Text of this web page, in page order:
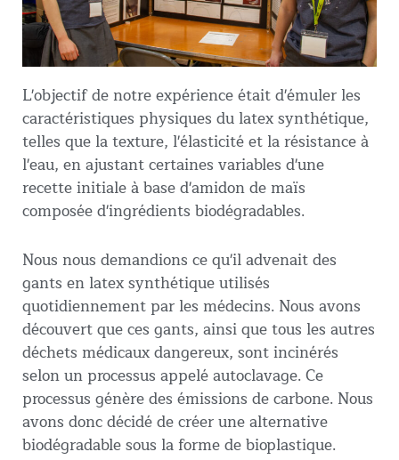
L'objectif de notre expérience était d'émuler les
caractéristiques physiques du latex synthétique,
telles que la texture, l'élasticité et la résistance à
l'eau, en ajustant certaines variables d'une
recette initiale à base d'amidon de maïs
composée d'ingrédients biodégradables.
Nous nous demandions ce qu'il advenait des
gants en latex synthétique utilisés
quotidiennement par les médecins. Nous avons
découvert que ces gants, ainsi que tous les autres
déchets médicaux dangereux, sont incinérés
selon un processus appelé autoclavage. Ce
processus génère des émissions de carbone. Nous
avons donc décidé de créer une alternative
biodégradable sous la forme de bioplastique.